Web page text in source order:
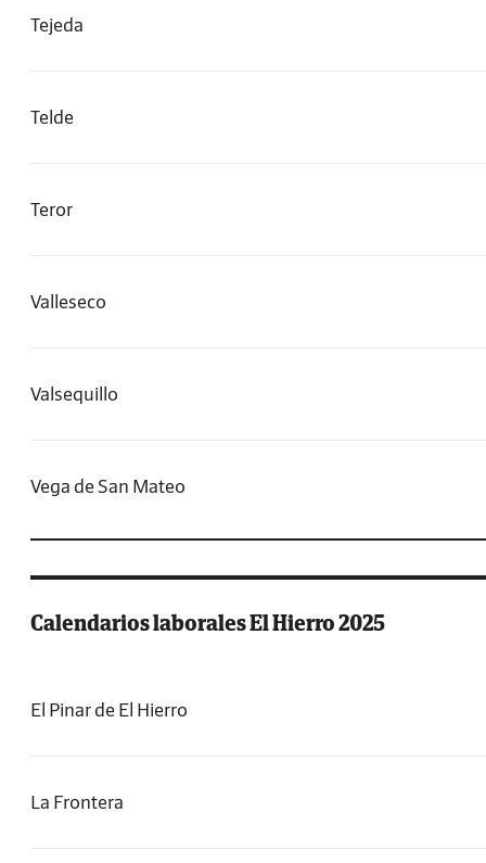
Tejeda
Telde
Teror
Valleseco
Valsequillo
Vega de San Mateo
Calendarios laborales El Hierro 2025
El Pinar de El Hierro
La Frontera